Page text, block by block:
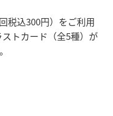
税込300円）をご利用
トカード（全5種）が